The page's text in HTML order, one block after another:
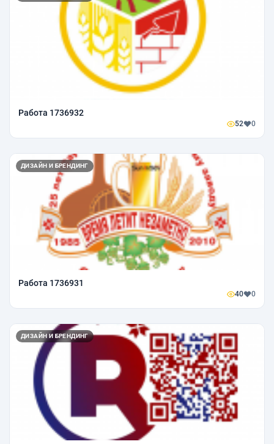
Работа 1736932
52 0
ДИЗАЙН И БРЕНДИНГ
Работа 1736931
40 0
ДИЗАЙН И БРЕНДИНГ